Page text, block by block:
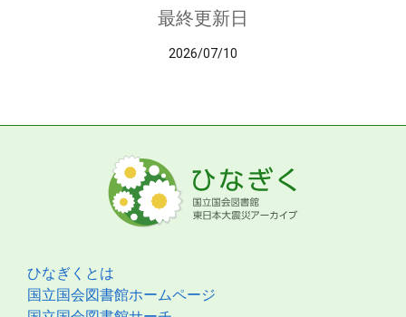
最終更新日
2026/07/10
ひなぎくとは
国立国会図書館ホームページ